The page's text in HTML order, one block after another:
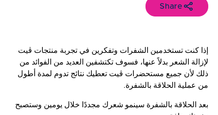
Share
إذا كنت تستخدمين الشفرات وتفكرين في تجربة منتجات ڤيت
لإزالة الشعر بدلاً عنها، فسوف تكتشفين العديد من الفوائد من
ذلك لأن جميع مستحضرات ڤيت تعطيك نتائج تدوم لمدة أطول
من عملية الحلاقة بالشفرة.
بعد الحلاقة بالشفرة سينمو شعرك مجددًا خلال يومين وستصبح